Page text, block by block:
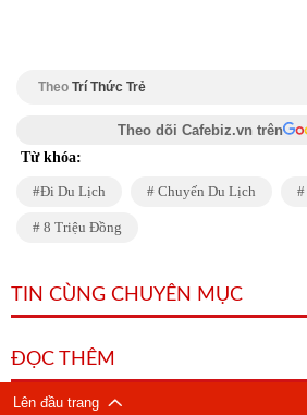
Theo Trí Thức Trẻ
Theo dõi Cafebiz.vn trên
Từ khóa:
Đi Du Lịch Chuyến Du Lịch
8 Triệu Đồng
TIN CÙNG CHUYÊN MỤC
ĐỌC THÊM
Lên đầu trang